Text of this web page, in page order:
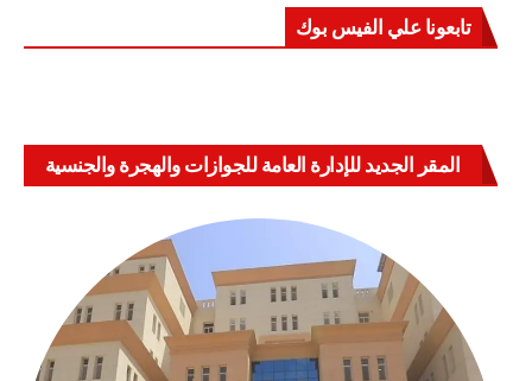
تابعونا علي الفيس بوك
المقر الجديد للإدارة العامة للجوازات والهجرة والجنسية